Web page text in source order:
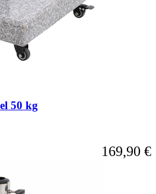
50 kg
169,90 €